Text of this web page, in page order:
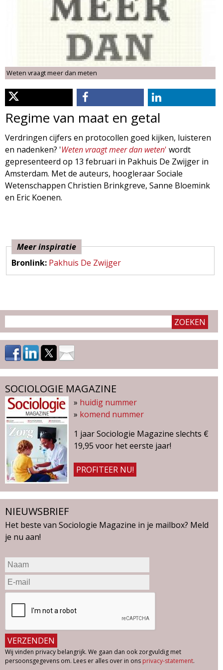
l
o
g
i
e
M
a
a
z
n
e
n
u
Weten vraagt meer dan meten
Regime van maat en getal
Verdringen cijfers en protocollen goed kijken, luisteren
en nadenken? 'Weten vraagt meer dan weten' wordt
gepresenteerd op 13 februari in Pakhuis De Zwijger in
Amsterdam. Met de auteurs, hoogleraar Sociale
Wetenschappen Christien Brinkgreve, Sanne Bloemink
en Eric Koenen.
Meer inspiratie
Bronlink: Pakhuis De Zwijger
SOCIOLOGIE MAGAZINE
» huidig nummer
» komend nummer
1 jaar Sociologie Magazine slechts €
19,95 voor het eerste jaar!
PROFITEER NU!
NIEUWSBRIEF
Het beste van Sociologie Magazine in je mailbox? Meld
je nu aan!
Wij vinden privacy belangrijk. We gaan dan ook zorgvuldig met
persoonsgegevens om. Lees er alles over in ons privacy-statement.